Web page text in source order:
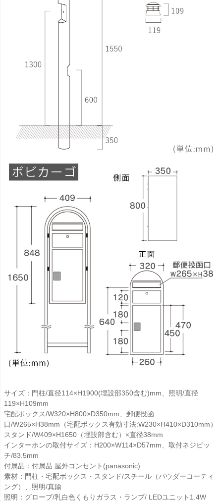
サイズ：門柱/直径114×H1900(埋設部350含む)mm、照明/直径
119×H109mm
宅配ボックス/W320×H800×D350mm、郵便投函
口/W265×H38mm（宅配ボックス有効寸法:W230×H410×D310mm）
スタンド/W409×H1650（埋設部含む）×直径38mm
インターホンの取付サイズ：H200×W114×D57mm、取付ネジピッ
チ/83.5mm
付属品：付属品 屋外コンセント(panasonic)
素材：門柱・宅配ボックス・スタンド/スチール（パウダーコーティ
ング）、照明/真鍮
照明：グローブ/乳白色くもりガラス・ランプ/ LEDユニット1.4W